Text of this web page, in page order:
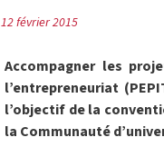
12 février 2015
Accompagner les
l’entrepreneuriat
l’objectif de la
la Communauté